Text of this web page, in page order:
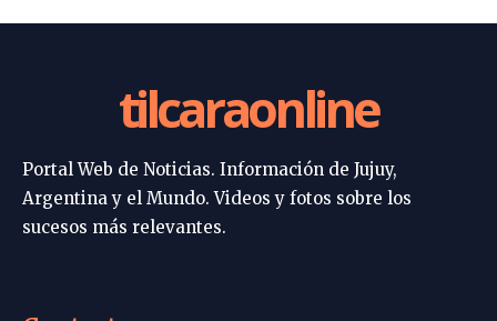
tilcaraonline
Portal Web de Noticias. Información de Jujuy,
Argentina y el Mundo. Videos y fotos sobre los
sucesos más relevantes.